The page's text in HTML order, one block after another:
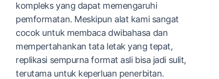
kompleks yang dapat memengaruhi
pemformatan. Meskipun alat kami sangat
cocok untuk membaca dwibahasa dan
mempertahankan tata letak yang tepat,
replikasi sempurna format asli bisa jadi sulit,
terutama untuk keperluan penerbitan.